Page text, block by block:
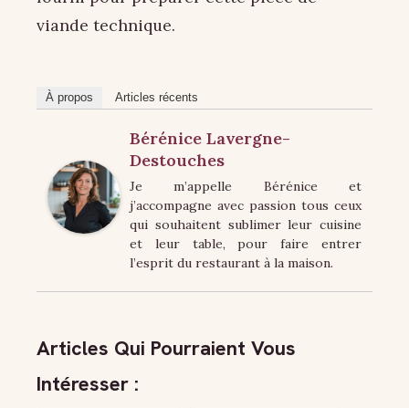
viande technique.
À propos Articles récents
Bérénice Lavergne-
Destouches
Je m’appelle Bérénice et
j’accompagne avec passion tous ceux
qui souhaitent sublimer leur cuisine
et leur table, pour faire entrer
l’esprit du restaurant à la maison.
Articles Qui Pourraient Vous
Intéresser :